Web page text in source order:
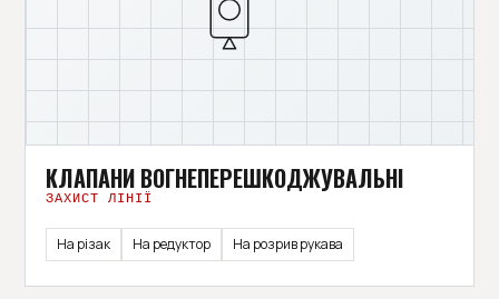
КЛАПАНИ ВОГНЕПЕРЕШКОДЖУВАЛЬНІ
ЗАХИСТ ЛІНІЇ
На різак На редуктор На розрив рукава